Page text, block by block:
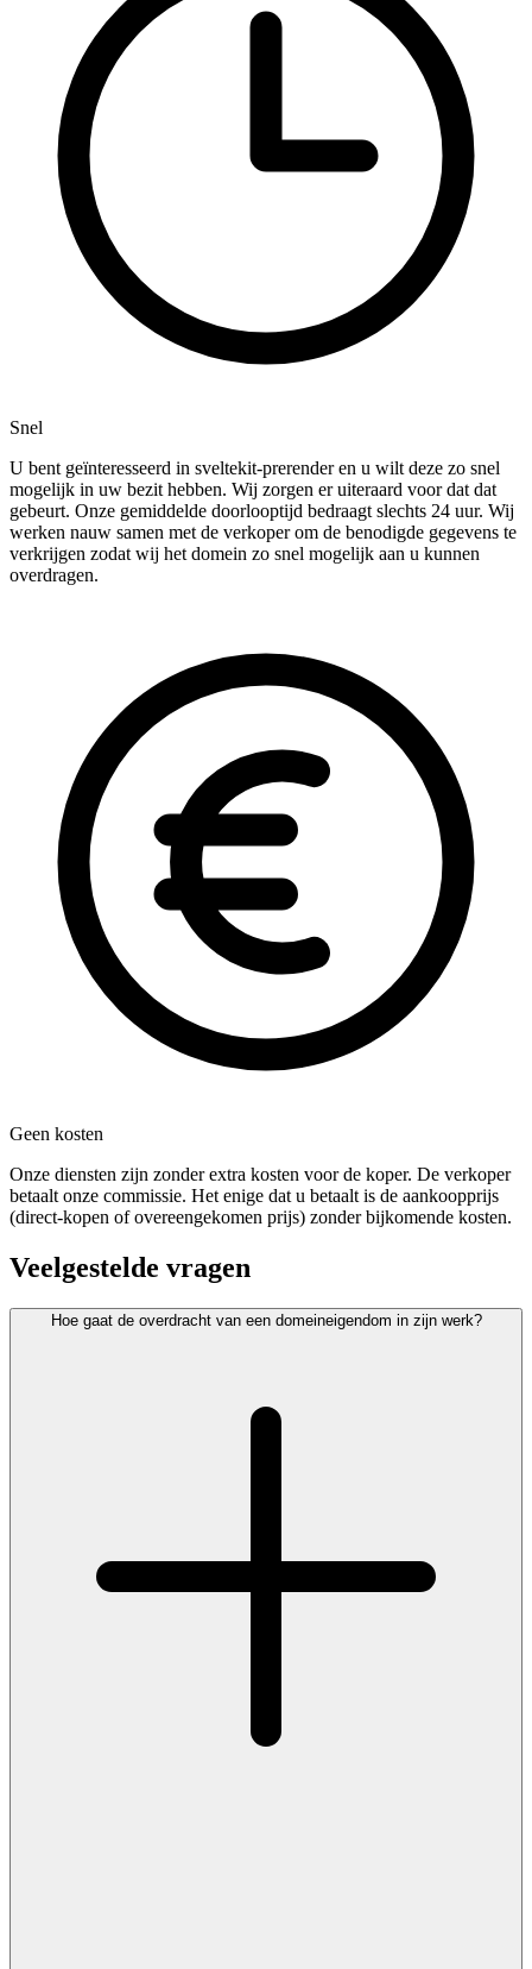
Snel
U bent geïnteresseerd in sveltekit-prerender en u wilt deze zo snel
mogelijk in uw bezit hebben. Wij zorgen er uiteraard voor dat dat
gebeurt. Onze gemiddelde doorlooptijd bedraagt slechts 24 uur. Wij
werken nauw samen met de verkoper om de benodigde gegevens te
verkrijgen zodat wij het domein zo snel mogelijk aan u kunnen
overdragen.
Geen kosten
Onze diensten zijn zonder extra kosten voor de koper. De verkoper
betaalt onze commissie. Het enige dat u betaalt is de aankoopprijs
(direct-kopen of overeengekomen prijs) zonder bijkomende kosten.
Veelgestelde vragen
Hoe gaat de overdracht van een domeineigendom in zijn werk?